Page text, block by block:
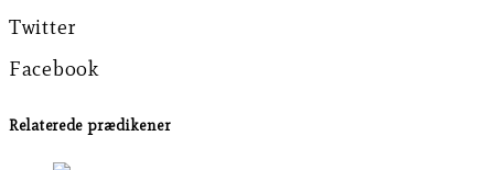
Twitter
Facebook
Relaterede prædikener